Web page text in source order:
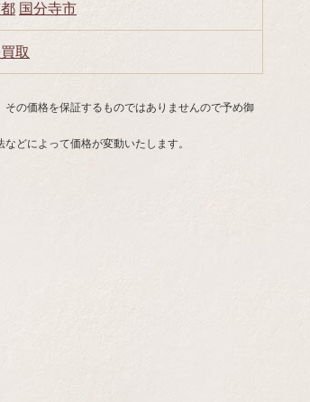
国分寺市
取
の価格を保証するものではありませんので予め御
どによって価格が変動いたします。